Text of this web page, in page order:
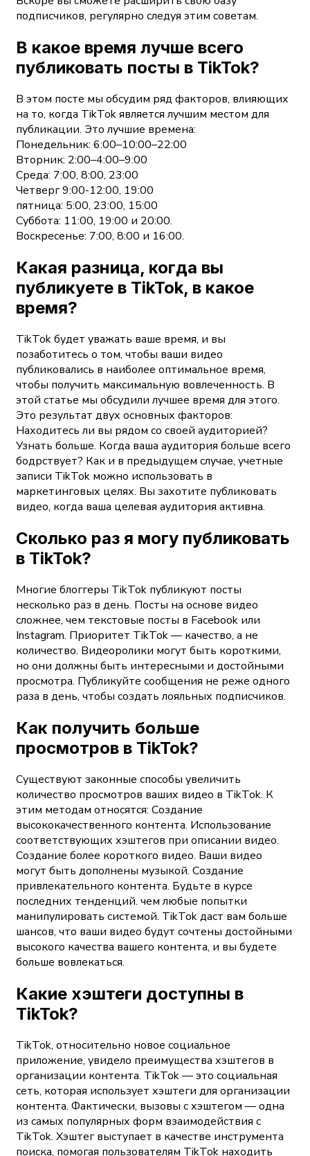
подписчиков, регулярно следуя этим советам.
В какое время лучше всего
публиковать посты в TikTok?
В этом посте мы обсудим ряд факторов, влияющих
на то, когда TikTok является лучшим местом для
публикации. Это лучшие времена:
Понедельник: 6:00–10:00–22:00
Вторник: 2:00–4:00–9:00
Среда: 7:00, 8:00, 23:00
Четверг 9:00-12:00, 19:00
пятница: 5:00, 23:00, 15:00
Суббота: 11:00, 19:00 и 20:00.
Воскресенье: 7:00, 8:00 и 16:00.
Какая разница, когда вы
публикуете в TikTok, в какое
время?
TikTok будет уважать ваше время, и вы
позаботитесь о том, чтобы ваши видео
публиковались в наиболее оптимальное время,
чтобы получить максимальную вовлеченность. В
этой статье мы обсудили лучшее время для этого.
Это результат двух основных факторов:
Находитесь ли вы рядом со своей аудиторией?
Узнать больше. Когда ваша аудитория больше всего
бодрствует? Как и в предыдущем случае, учетные
записи TikTok можно использовать в
маркетинговых целях. Вы захотите публиковать
видео, когда ваша целевая аудитория активна.
Сколько раз я могу публиковать
в TikTok?
Многие блоггеры TikTok публикуют посты
несколько раз в день. Посты на основе видео
сложнее, чем текстовые посты в Facebook или
Instagram. Приоритет TikTok — качество, а не
количество. Видеоролики могут быть короткими,
но они должны быть интересными и достойными
просмотра. Публикуйте сообщения не реже одного
раза в день, чтобы создать лояльных подписчиков.
Как получить больше
просмотров в TikTok?
Существуют законные способы увеличить
количество просмотров ваших видео в TikTok. К
этим методам относятся: Создание
высококачественного контента. Использование
соответствующих хэштегов при описании видео.
Создание более короткого видео. Ваши видео
могут быть дополнены музыкой. Создание
привлекательного контента. Будьте в курсе
последних тенденций. чем любые попытки
манипулировать системой. TikTok даст вам больше
шансов, что ваши видео будут сочтены достойными
высокого качества вашего контента, и вы будете
больше вовлекаться.
Какие хэштеги доступны в
TikTok?
TikTok, относительно новое социальное
приложение, увидело преимущества хэштегов в
организации контента. TikTok — это социальная
сеть, которая использует хэштеги для организации
контента. Фактически, вызовы с хэштегом — одна
из самых популярных форм взаимодействия с
TikTok. Хэштег выступает в качестве инструмента
поиска, помогая пользователям TikTok находить